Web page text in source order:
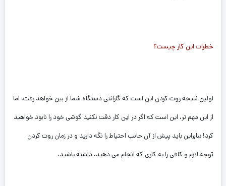
خطرات این کار چیست؟
اولین نتیجه روت کردن این است که گارانتی دستگاه شما از بین خواهد رفت. اما
از این مهم تر، این است که اگر در این کار دقت نکنید گوشی خود را نابود خواهید
کرد! بنابراین باید پیش از آن جانب احتیاط را نگه دارید و در زمان روت کردن
توجه لازم و کافی را به کاری که انجام می دهید، داشته باشید.